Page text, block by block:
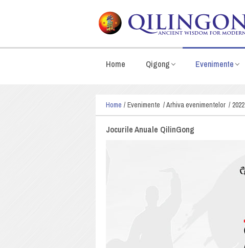
Home Qigong Evenimente
Home Evenimente Arhiva evenimentelor 2022
Jocurile Anuale QilinGong